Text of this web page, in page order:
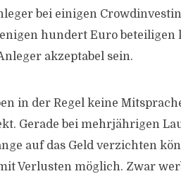
bei einigen
hundert Euro beteiligen
akzeptabel sein.
in der Regel keine
Gerade bei mehrjährigen
auf das Geld verzichten
Verlusten möglich. Zwar